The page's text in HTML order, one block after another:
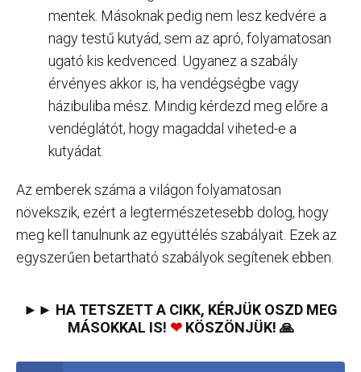
mentek. Másoknak pedig nem lesz kedvére a
nagy testű kutyád, sem az apró, folyamatosan
ugató kis kedvenced. Ugyanez a szabály
érvényes akkor is, ha vendégségbe vagy
házibuliba mész. Mindig kérdezd meg előre a
vendéglátót, hogy magaddal viheted-e a
kutyádat.
Az emberek száma a világon folyamatosan
növekszik, ezért a legtermészetesebb dolog, hogy
meg kell tanulnunk az együttélés szabályait. Ezek az
egyszerűen betartható szabályok segítenek ebben.
►► HA TETSZETT A CIKK, KÉRJÜK OSZD MEG
MÁSOKKAL IS! ❤KÖSZÖNJÜK! 🙏